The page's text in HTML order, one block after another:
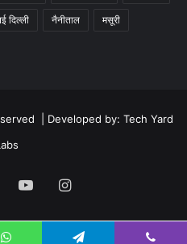
दिल्ली नैनीताल मसूरी
| Developed by: Tech Yard
YouTubeInstagram